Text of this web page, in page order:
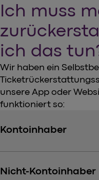
Ich muss
ich das
Wir haben ein
unsere App oder
funktioniert so:
Kontoinhaber
Nicht-Kontoinhaber